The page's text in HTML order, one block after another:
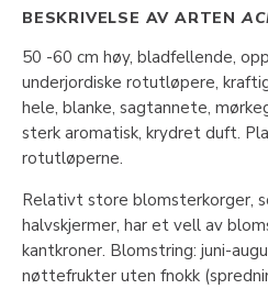
BESKRIVELSE AV ARTEN
50 -60 cm høy, bladfellende,
underjordiske rotutløpere,
hele, blanke, sagtannete,
sterk aromatisk, krydret duft.
rotutløperne.
Relativt store blomsterkorger,
halvskjermer, har et vell av
kantkroner. Blomstring: juni-
nøttefrukter uten fnokk